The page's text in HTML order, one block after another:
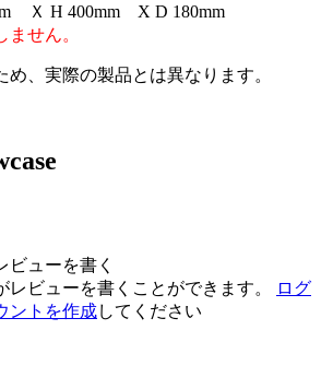
Ｘ H 400mm X D 180mm
せん。
、実際の製品とは異なります。
ビューを書く
レビューを書くことができます。
ログ
ントを作成してください